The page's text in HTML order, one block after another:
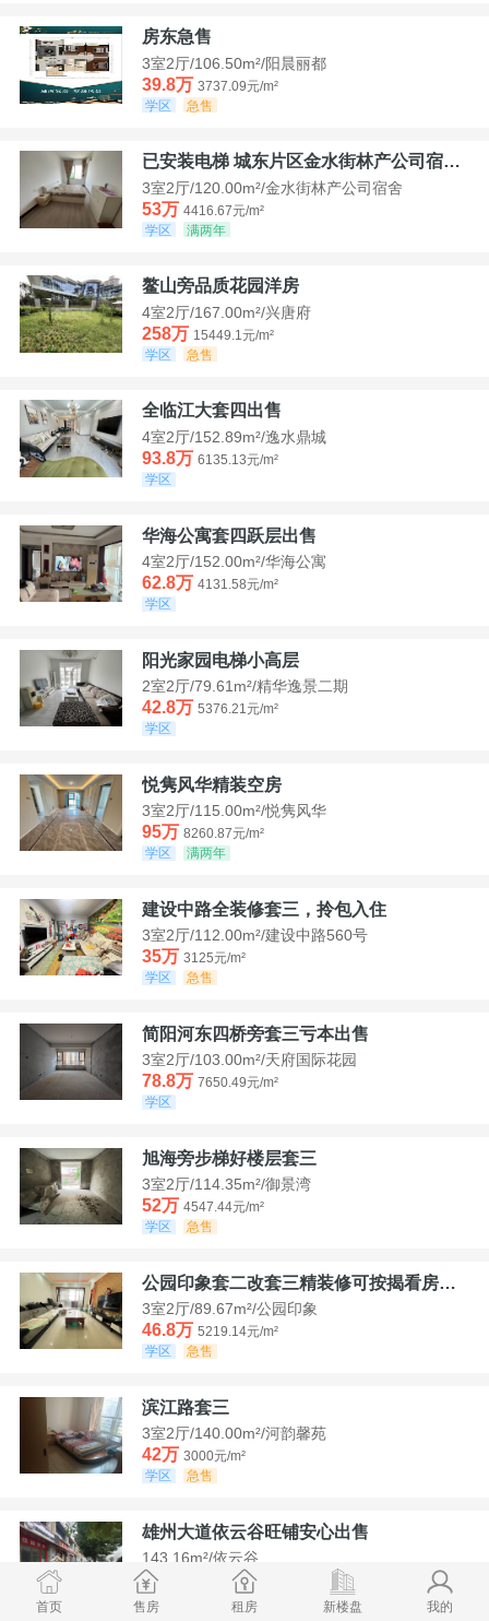
房东急售
3室2厅/106.50m²/阳晨丽都
39.8万 3737.09元/m²
学区
急售
已安装电梯 城东片区金水街林产公司宿舍套三可看江景
3室2厅/120.00m²/金水街林产公司宿舍
53万 4416.67元/m²
学区
满两年
鳌山旁品质花园洋房
4室2厅/167.00m²/兴唐府
258万 15449.1元/m²
学区
急售
全临江大套四出售
4室2厅/152.89m²/逸水鼎城
93.8万 6135.13元/m²
学区
华海公寓套四跃层出售
4室2厅/152.00m²/华海公寓
62.8万 4131.58元/m²
学区
阳光家园电梯小高层
2室2厅/79.61m²/精华逸景二期
42.8万 5376.21元/m²
学区
悦隽风华精装空房
3室2厅/115.00m²/悦隽风华
95万 8260.87元/m²
学区
满两年
建设中路全装修套三，拎包入住
3室2厅/112.00m²/建设中路560号
35万 3125元/m²
学区
急售
简阳河东四桥旁套三亏本出售
3室2厅/103.00m²/天府国际花园
78.8万 7650.49元/m²
学区
旭海旁步梯好楼层套三
3室2厅/114.35m²/御景湾
52万 4547.44元/m²
学区
急售
公园印象套二改套三精装修可按揭看房方便
3室2厅/89.67m²/公园印象
46.8万 5219.14元/m²
学区
急售
滨江路套三
3室2厅/140.00m²/河韵馨苑
42万 3000元/m²
学区
急售
雄州大道依云谷旺铺安心出售
143.16m²/依云谷
178.8万
12489.52元/m²
学区
首页 售房 租房 新楼盘 我的